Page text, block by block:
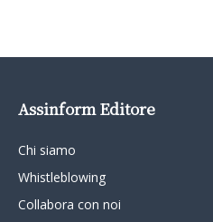
Assinform Editore
Chi siamo
Whistleblowing
Collabora con noi